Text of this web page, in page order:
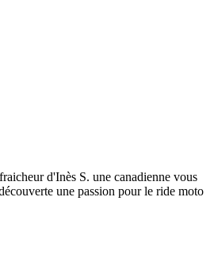
d'Inès S. une canadienne vous
une passion pour le ride moto